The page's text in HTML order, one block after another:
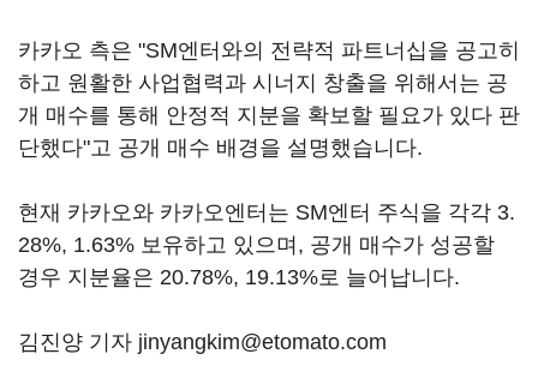
카카오 측은 "SM엔터와의 전략적 파트너십을 공고히
하고 원활한 사업협력과 시너지 창출을 위해서는 공
개 매수를 통해 안정적 지분을 확보할 필요가 있다 판
단했다"고 공개 매수 배경을 설명했습니다.
현재 카카오와 카카오엔터는 SM엔터 주식을 각각 3.
28%, 1.63% 보유하고 있으며, 공개 매수가 성공할
경우 지분율은 20.78%, 19.13%로 늘어납니다.
김진양 기자 jinyangkim@etomato.com